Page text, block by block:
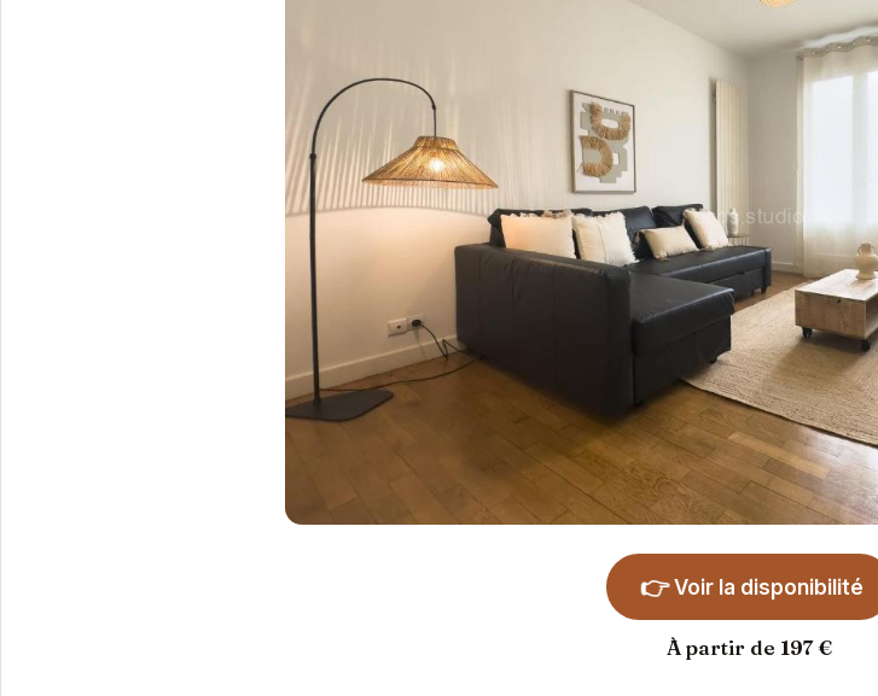
👉 Voir la disponibilité
À partir de 197 €